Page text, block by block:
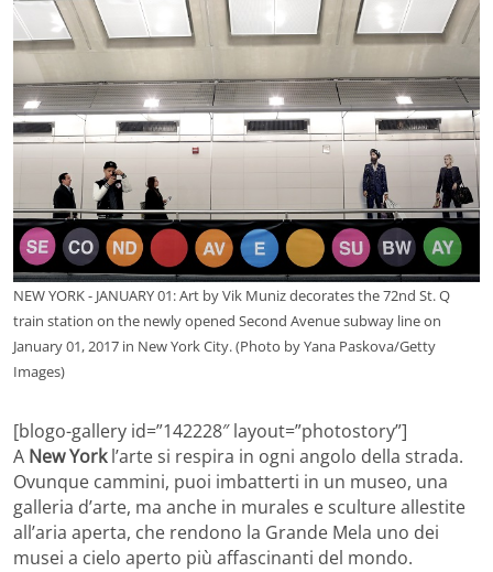
NEW YORK - JANUARY 01: Art by Vik Muniz decorates the 72nd St. Q
train station on the newly opened Second Avenue subway line on
January 01, 2017 in New York City. (Photo by Yana Paskova/Getty
Images)
[blogo-gallery id=”142228″ layout=”photostory”]
A New Yorkl’arte si respira in ogni angolo della strada.
Ovunque cammini, puoi imbatterti in un museo, una
galleria d’arte, ma anche in murales e sculture allestite
all’aria aperta, che rendono la Grande Mela uno dei
musei a cielo aperto più affascinanti del mondo.